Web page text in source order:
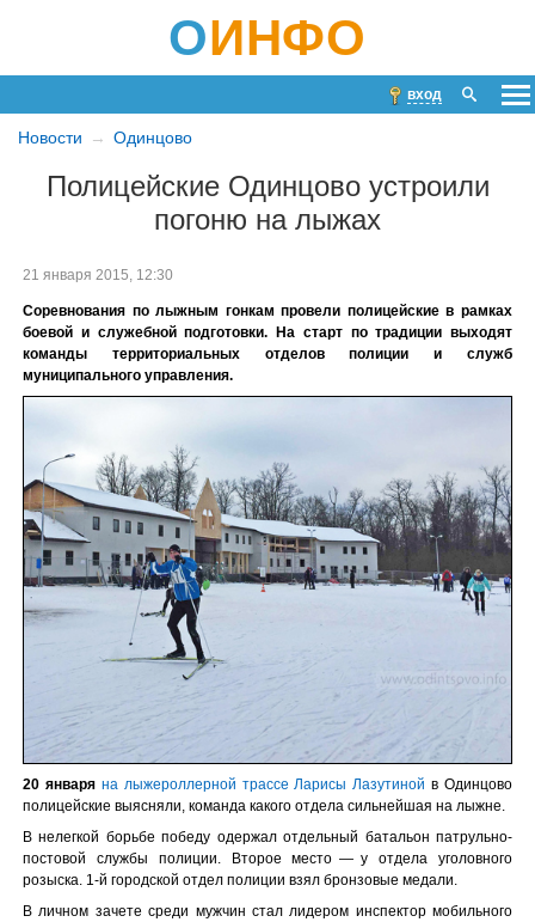
ОИНФО
вход
Новости Одинцово
Полицейские Одинцово устроили
погоню на лыжах
21 января 2015, 12:30
Соревнования по лыжным гонкам провели полицейские в рамках
боевой и служебной подготовки. На старт по традиции выходят
команды территориальных отделов полиции и служб
муниципального управления.
20 января на лыжероллерной трассе Ларисы Лазутиной в Одинцово
полицейские выясняли, команда какого отдела сильнейшая на лыжне.
В нелегкой борьбе победу одержал отдельный батальон патрульно-
постовой службы полиции. Второе место — у отдела уголовного
розыска. 1-й городской отдел полиции взял бронзовые медали.
В личном зачете среди мужчин стал лидером инспектор мобильного